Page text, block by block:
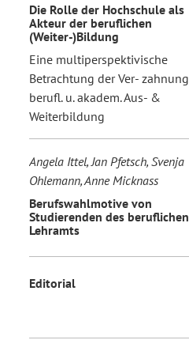
Die Rolle der Hochschule als
Akteur der beruflichen
(Weiter-)Bildung
Eine multiperspektivische
Betrachtung der Ver- zahnung
berufl. u. akadem. Aus- &
Weiterbildung
Angela Ittel, Jan Pfetsch, Svenja
Ohlemann, Anne Micknass
Berufswahlmotive von
Studierenden des beruflichen
Lehramts
Editorial